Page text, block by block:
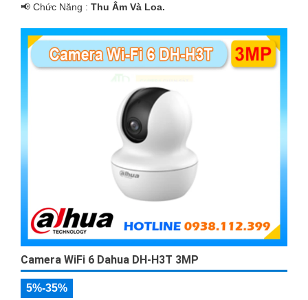
️📢 Chức Năng : Thu Âm Và Loa.
Camera WiFi 6 Dahua DH-H3T 3MP
5%-35%